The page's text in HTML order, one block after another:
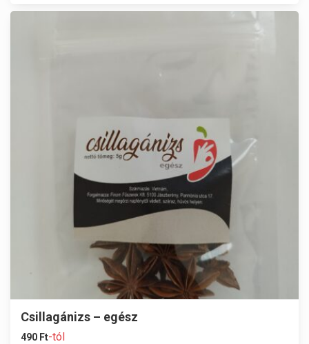
Csillagánizs – egész
490 Ft-tól